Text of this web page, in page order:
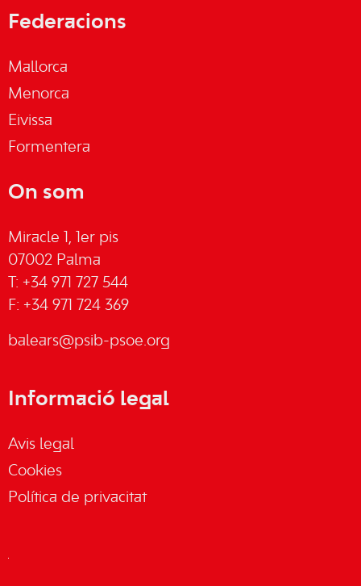
Federacions
Mallorca
Menorca
Eivissa
Formentera
On som
Miracle 1, 1er pis
07002 Palma
T: +34 971 727 544
F: +34 971 724 369
balears@psib-psoe.org
Informació legal
Avis legal
Cookies
Política de privacitat